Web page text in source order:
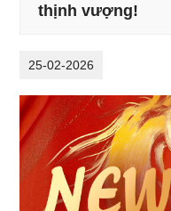
thịnh vượng!
25-02-2026